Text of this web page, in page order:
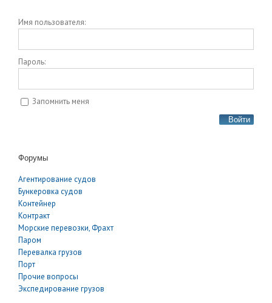
Имя пользователя:
Пароль:
Запомнить меня
Войти
Форумы
Агентирование судов
Бункеровка судов
Контейнер
Контракт
Морские перевозки, Фрахт
Паром
Перевалка грузов
Порт
Прочие вопросы
Экспедирование грузов